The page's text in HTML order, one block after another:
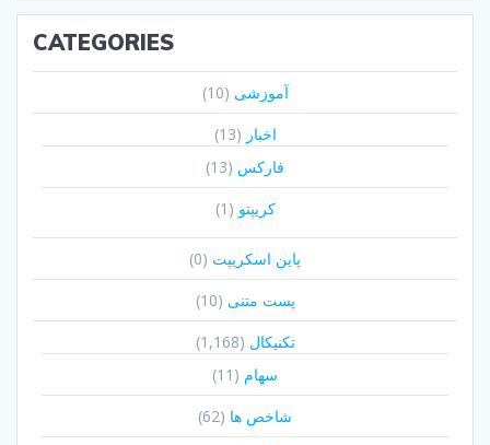
CATEGORIES
آموزشی (10)
اخبار (13)
فارکس (13)
کریپتو (1)
پاین اسکریپت (0)
پست متنی (10)
تکنیکال (1,168)
سهام (11)
شاخص ها (62)